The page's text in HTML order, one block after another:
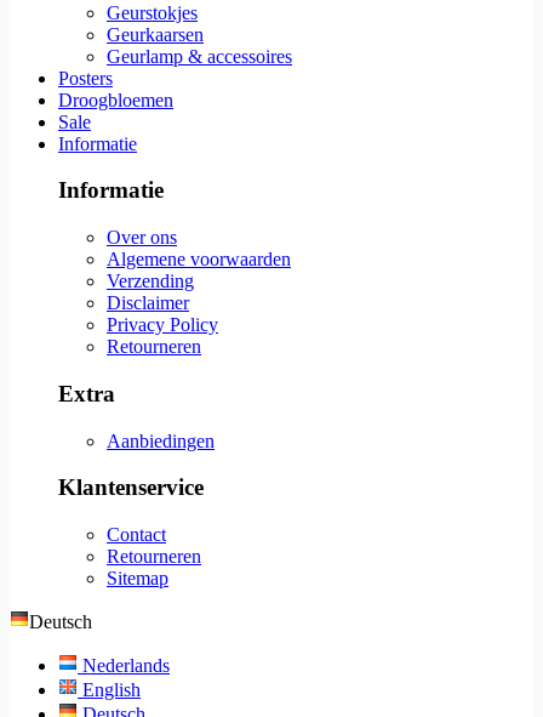
Geurstokjes
Geurkaarsen
Geurlamp & accessoires
Posters
Droogbloemen
Sale
Informatie
Informatie
Over ons
Algemene voorwaarden
Verzending
Disclaimer
Privacy Policy
Retourneren
Extra
Aanbiedingen
Klantenservice
Contact
Retourneren
Sitemap
Deutsch
Nederlands
English